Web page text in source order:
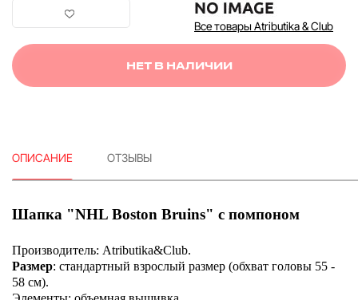
Все товары Atributika & Club
НЕТ В НАЛИЧИИ
ОПИСАНИЕ ОТЗЫВЫ
Шапка "NHL Boston Bruins" с помпоном
Производитель: Atributika&Club.
Размер: стандартный взрослый размер (обхват головы 55 -
58 см).